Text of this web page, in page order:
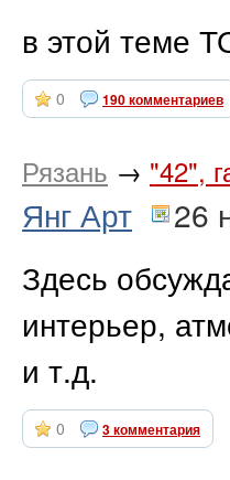
в этой теме
0 190 комментариев
Рязань → "42",
Янг Арт
26
Здесь
интерьер,
и т.д.
0 3 комментария